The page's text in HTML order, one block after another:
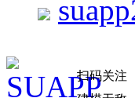
扫码关注